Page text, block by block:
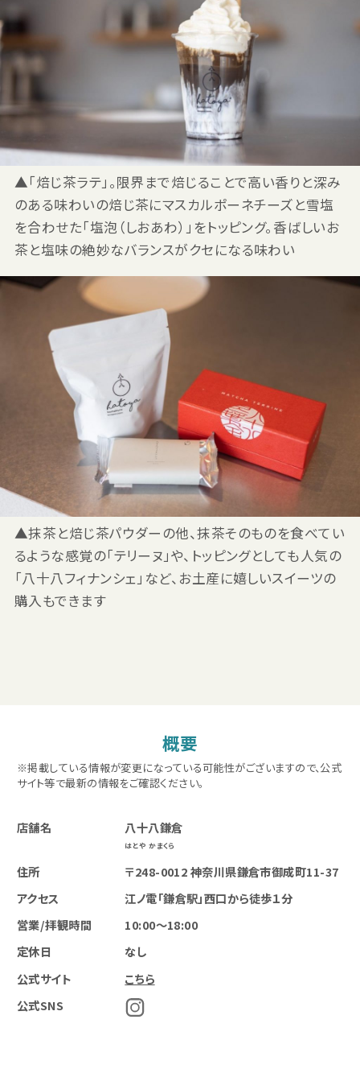
▲「焙じ茶ラテ」。限界まで焙じることで高い香りと深み
のある味わいの焙じ茶にマスカルポーネチーズと雪塩
を合わせた「塩泡（しおあわ）」をトッピング。香ばしいお
茶と塩味の絶妙なバランスがクセになる味わい
▲抹茶と焙じ茶パウダーの他、抹茶そのものを食べてい
るような感覚の「テリーヌ」や、トッピングとしても人気の
「八十八フィナンシェ」など、お土産に嬉しいスイーツの
購入もできます
概要
※掲載している情報が変更になっている可能性がございますので、公式
サイト等で最新の情報をご確認ください。
店舗名 八十八鎌倉
はとや かまくら
住所
〒248-0012 神奈川県鎌倉市御成町11-37
アクセス
江ノ電「鎌倉駅」西口から徒歩１分
営業/拝観時間
10:00～18:00
定休日
なし
公式サイト
こちら
公式SNS